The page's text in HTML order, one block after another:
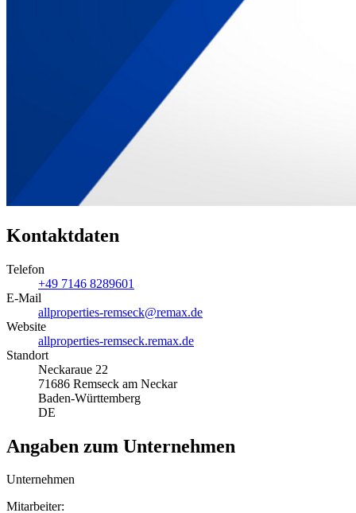
Kontaktdaten
Telefon
+49 7146 8289601
E-Mail
allproperties-remseck@remax.de
Website
allproperties-remseck.remax.de
Standort
Neckaraue 22
71686 Remseck am Neckar
Baden-Württemberg
DE
Angaben zum Unternehmen
Unternehmen
Mitarbeiter: